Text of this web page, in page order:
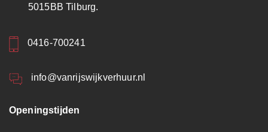
5015BB Tilburg.
0416-700241
info@vanrijswijkverhuur.nl
Openingstijden